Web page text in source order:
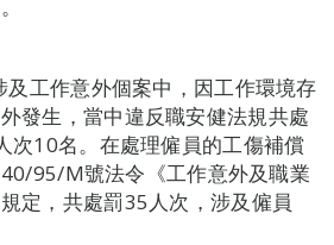
工作意外個案中，因工作環境存
發生，當中違反職安健法規共處
次10名。在處理僱員的工傷補償
95/M號法令《工作意外及職業
定，共處罰35人次，涉及僱員